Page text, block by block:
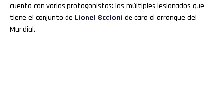
cuenta con varios protagonistas: los múltiples lesionados que
tiene el conjunto de Lionel Scaloni de cara al arranque del
Mundial.
Reddit